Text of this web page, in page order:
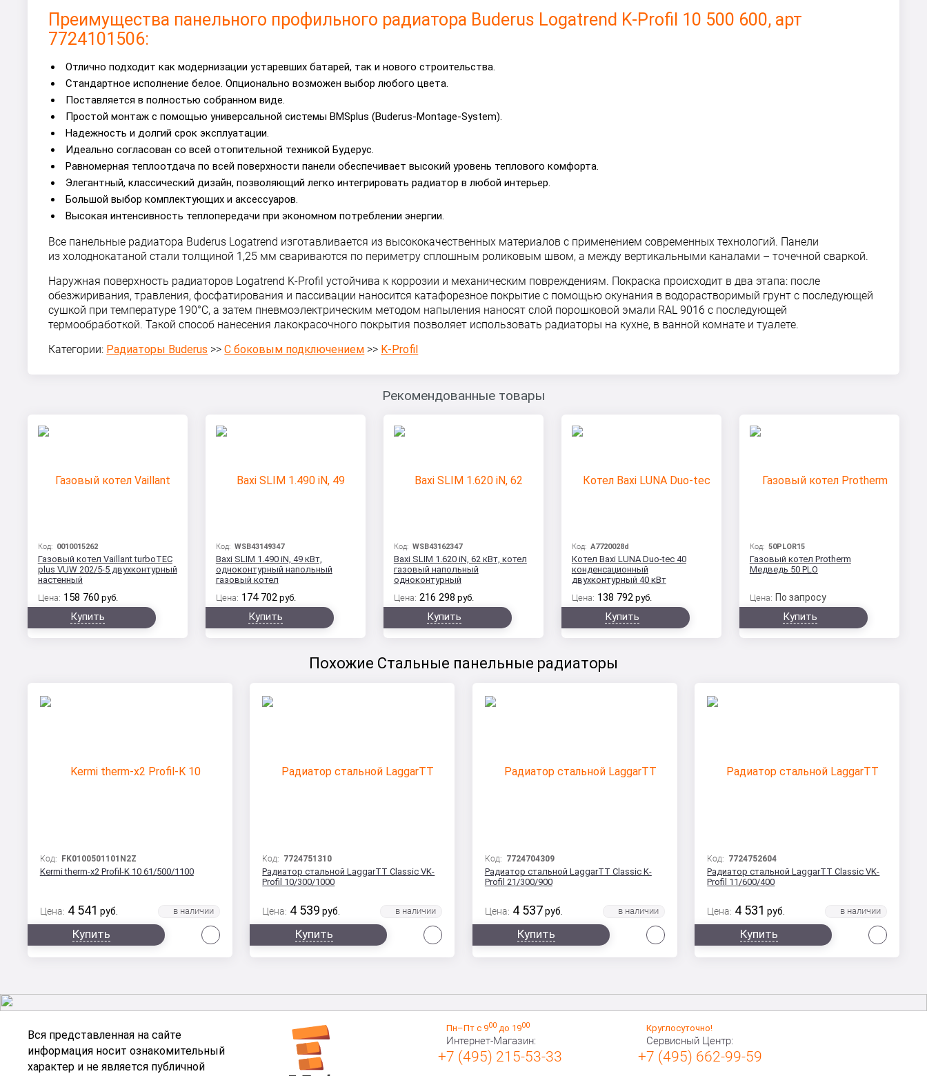
Преимущества панельного профильного радиатора Buderus Logatrend K-Profil 10 500 600, арт
7724101506:
Отлично подходит как модернизации устаревших батарей, так и нового строительства.
Стандартное исполнение белое. Опционально возможен выбор любого цвета.
Поставляется в полностью собранном виде.
Простой монтаж с помощью универсальной системы BMSplus (Buderus-Montage-System).
Надежность и долгий срок эксплуатации.
Идеально согласован со всей отопительной техникой Будерус.
Равномерная теплоотдача по всей поверхности панели обеспечивает высокий уровень теплового комфорта.
Элегантный, классический дизайн, позволяющий легко интегрировать радиатор в любой интерьер.
Большой выбор комплектующих и аксессуаров.
Высокая интенсивность теплопередачи при экономном потреблении энергии.
Все панельные радиатора Buderus Logatrend изготавливается из высококачественных материалов с применением современных технологий. Панели
из холоднокатаной стали толщиной 1,25 мм свариваются по периметру сплошным роликовым швом, а между вертикальными каналами – точечной сваркой.
Наружная поверхность радиаторов Logatrend K-Profil устойчива к коррозии и механическим повреждениям. Покраска происходит в два этапа: после
обезжиривания, травления, фосфатирования и пассивации наносится катафорезное покрытие с помощью окунания в водорастворимый грунт с последующей
сушкой при температуре 190°С, а затем пневмоэлектрическим методом напыления наносят слой порошковой эмали RAL 9016 с последующей
термообработкой. Такой способ нанесения лакокрасочного покрытия позволяет использовать радиаторы на кухне, в ванной комнате и туалете.
Категории: Радиаторы Buderus >>С боковым подключением >> K-Profil
Рекомендованные товары
Код: 0010015262
Газовый котел Vaillant turboTEC
plus VUW 202/5-5 двухконтурный
настенный
Цена: 158 760 руб.
Купить
Код: WSB43149347
Baxi SLIM 1.490 iN, 49 кВт,
одноконтурный напольный
газовый котел
Цена: 174 702 руб.
Купить
Код: WSB43162347
Baxi SLIM 1.620 iN, 62 кВт, котел
газовый напольный
одноконтурный
Цена: 216 298 руб.
Купить
Код: A7720028d
Котел Baxi LUNA Duo-tec 40
конденсационный
двухконтурный 40 кВт
Цена: 138 792 руб.
Купить
Код: 50PLOR15
Газовый котел Protherm
Медведь 50 РLO
Цена: По запросу
Купить
Похожие Стальные панельные радиаторы
Код: FK0100501101N2Z
Kermi therm-x2 Profil-K 10 61/500/1100
Цена: 4 541 руб.
Купить
Код: 7724751310
Радиатор стальной LaggarTT Classic VK-
Profil 10/300/1000
Цена: 4 539 руб.
Купить
Код: 7724704309
Радиатор стальной LaggarTT Classic K-
Profil 21/300/900
Цена: 4 537руб.
Купить
Код: 7724752604
Радиатор стальной LaggarTT Classic VK-
Profil 11/600/400
Цена: 4 531 руб.
Купить
Вся представленная на сайте
информация носит ознакомительный
характер и не является публичной
Пн–Пт с 900до 1900
Интернет-Магазин:
+7 (495) 215-53-33
Круглосуточно!
Сервисный Центр:
+7 (495) 662-99-59